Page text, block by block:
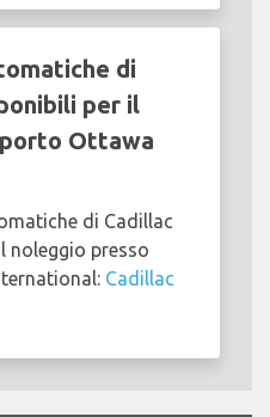
di
per il
Ottawa
di Cadillac
noleggio presso
Cadillac